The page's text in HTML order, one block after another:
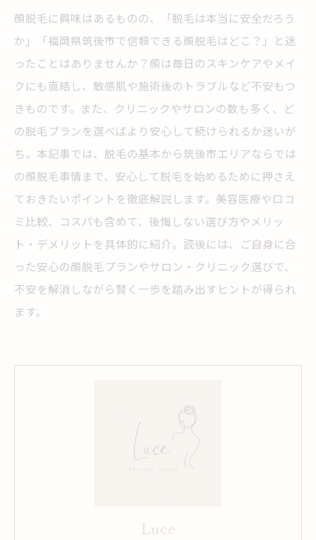
顔脱毛に興味はあるものの、「脱毛は本当に安全だろう
か」「福岡県筑後市で信頼できる顔脱毛はどこ？」と迷
ったことはありませんか？顔は毎日のスキンケアやメイ
クにも直結し、敏感肌や施術後のトラブルなど不安もつ
きものです。また、クリニックやサロンの数も多く、ど
の脱毛プランを選べばより安心して続けられるか迷いが
ち。本記事では、脱毛の基本から筑後市エリアならでは
の顔脱毛事情まで、安心して脱毛を始めるために押さえ
ておきたいポイントを徹底解説します。美容医療や口コ
ミ比較、コスパも含めて、後悔しない選び方やメリッ
ト・デメリットを具体的に紹介。読後には、ご自身に合
った安心の顔脱毛プランやサロン・クリニック選びで、
不安を解消しながら賢く一歩を踏み出すヒントが得られ
ます。
Luce